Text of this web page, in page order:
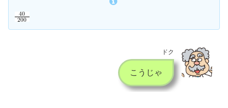
ドク
こうじゃ